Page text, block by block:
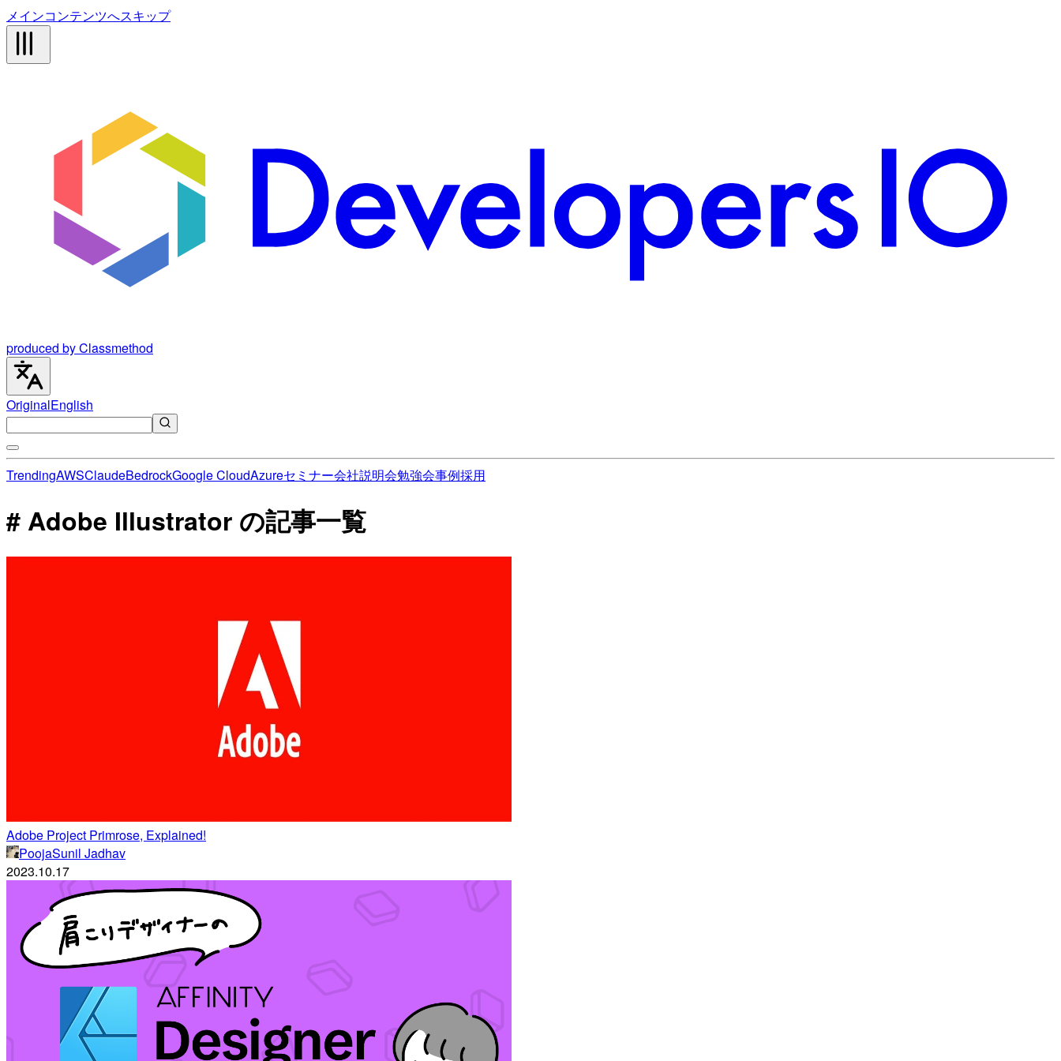
メインコンテンツへスキップ
produced by Classmethod
OriginalEnglish
TrendingAWSClaudeBedrockGoogle CloudAzureセミナー会社説明会勉強会事例採用
# Adobe Illustrator の記事一覧
Adobe Project Primrose, Explained!
PoojaSunil Jadhav
2023.10.17